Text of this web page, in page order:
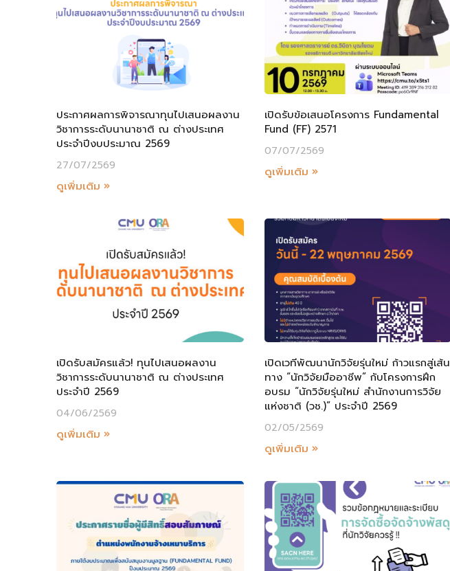
ประกาศผลการพิจารณาทุนไปเสนอผลงาน
วิชาการระดับนานาชาติ ณ ต่างประเทศ
ประจำปีงบประมาณ 2569
27/07/2569
ดูเพิ่มเติม »
เปิดรับข้อเสนอโครงการ Fundamental
Fund (FF) 2571
07/07/2569
ดูเพิ่มเติม »
เปิดรับสมัครแล้ว! ทุนไปเสนอผลงาน
วิชาการระดับนานาชาติ ณ ต่างประเทศ
ประจำปี 2569
04/06/2569
ดูเพิ่มเติม »
เปิดเวทีพัฒนานักวิจัยรุ่นใหม่ ก้าวแรกสู่เส้น
ทาง “นักวิจัยมืออาชีพ” กับโครงการฝึก
อบรม “นักวิจัยรุ่นใหม่ สำนักงานการวิจัย
แห่งชาติ (วช.)” ประจำปี 2569
02/05/2569
ดูเพิ่มเติม »